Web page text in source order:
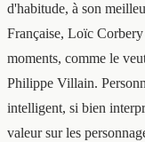
d'habitude, à son
Française, Loïc Corbery
moments, comme le
Philippe Villain.
intelligent, si bien
valeur sur les